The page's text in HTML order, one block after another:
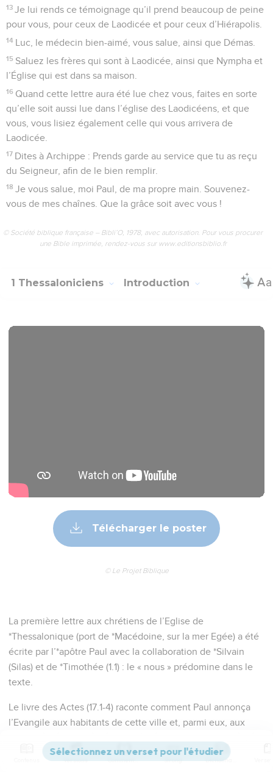
13 Je lui rends ce témoignage qu’il prend beaucoup de peine
pour vous, pour ceux de Laodicée et pour ceux d’Hiérapolis.
14 Luc, le médecin bien-aimé, vous salue, ainsi que Démas.
15 Saluez les frères qui sont à Laodicée, ainsi que Nympha et
l’Église qui est dans sa maison.
16 Quand cette lettre aura été lue chez vous, faites en sorte
qu’elle soit aussi lue dans l’église des Laodicéens, et que
vous, vous lisiez également celle qui vous arrivera de
Laodicée.
17 Dites à Archippe : Prends garde au service que tu as reçu
du Seigneur, afin de le bien remplir.
18 Je vous salue, moi Paul, de ma propre main. Souvenez-
vous de mes chaînes. Que la grâce soit avec vous !
© Société biblique française – Bibli’O, 1978, avec autorisation. Pour vous procurer
une Bible imprimée, rendez-vous sur www.editionsbiblio.fr
1 Thessaloniciens Introduction
Télécharger le poster
© Le Projet Biblique
La première lettre aux chrétiens de l’Eglise de
*Thessalonique (port de *Macédoine, sur la mer Egée) a été
écrite par l’*apôtre Paul avec la collaboration de *Silvain
(Silas) et de *Timothée (1.1) : le « nous » prédomine dans le
texte.
Le livre des Actes (17.1-4) raconte comment Paul annonça
l’Evangile aux habitants de cette ville et, parmi eux, aux
des *Juifs l’amena à s’enfuir précipitamment.
Versions Commentaires Strong